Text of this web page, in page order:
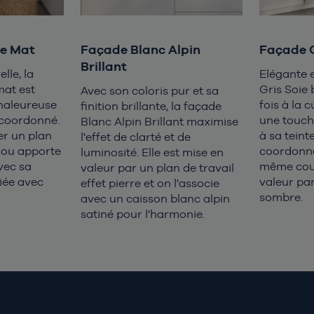
Mat
la
est
un plan
apporte
sa
avec
Façade Blanc Alpin
Brillant
Avec son coloris pur et sa
finition brillante, la façade
Blanc Alpin Brillant maximise
l'effet de clarté et de
luminosité. Elle est mise en
valeur par un plan de travail
effet pierre et on l'associe
avec un caisson blanc alpin
satiné pour l'harmonie.
Façade
Elégante
Gris Soie
fois à la
une
à sa
même
valeur
sombre.